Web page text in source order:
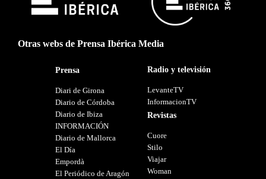
Otras webs de Prensa Ibérica Media
Prensa
Diari de Girona
Diario de Córdoba
Diario de Ibiza
INFORMACIÓN
Diario de Mallorca
El Día
Empordà
El Periódico de Aragón
Radio y televisión
LevanteTV
InformacionTV
Revistas
Cuore
Stilo
Viajar
Woman